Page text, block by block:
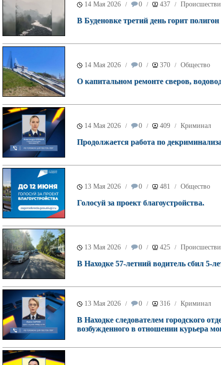
14 Мая 2026 / 0 / 437 /
В Буденовке третий день горит
14 Мая 2026 / 0 / 370 / Общество
О капитальном ремонте сверов,
14 Мая 2026 / 0 / 409 / Криминал
Продолжается работа по
13 Мая 2026 / 0 / 481 / Общество
Голосуй за проект благоустройства.
13 Мая 2026 / 0 / 425 /
В Находке 57-летний водитель сбил 5-
13 Мая 2026 / 0 / 316 / Криминал
В Находке следователем городского
возбужденного в отношении курьера